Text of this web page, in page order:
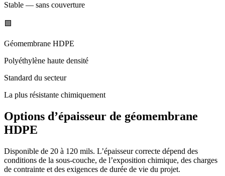
Stable — sans couverture
🟩
Géomembrane HDPE
Polyéthylène haute densité
Standard du secteur
La plus résistante chimiquement
Options d’épaisseur de géomembrane
HDPE
Disponible de 20 à 120 mils. L’épaisseur correcte dépend des
conditions de la sous-couche, de l’exposition chimique, des charges
de contrainte et des exigences de durée de vie du projet.